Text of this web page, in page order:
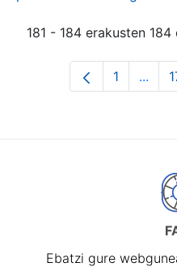
181 - 184 erakusten
Orrialdea
1 ...
Ebatzi gure